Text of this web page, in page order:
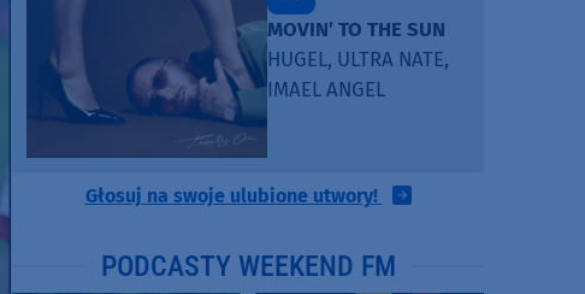
MOVIN’ TO THE SUN
HUGEL, ULTRA NATE,
IMAEL ANGEL
Głosuj na swoje ulubione utwory!
PODCASTY WEEKEND FM